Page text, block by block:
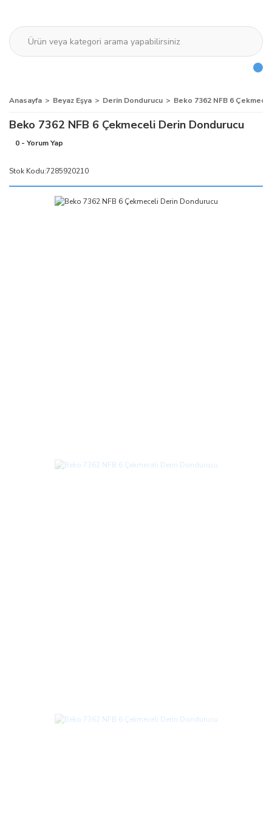
Anasayfa Beyaz Eşya Derin Dondurucu Beko 7362 NFB 6
Beko 7362 NFB 6 Çekmeceli Derin Dondurucu
0 - Yorum Yap
Stok Kodu:7285920210